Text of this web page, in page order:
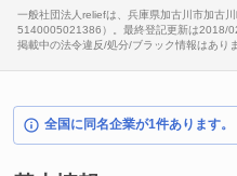
一般社団法人reliefは、兵庫県加古川市加古
5140005021386）。最終登記更新は2018/
掲載中の法令違反/処分/ブラック情報はあり
全国に同名企業が1件あります。